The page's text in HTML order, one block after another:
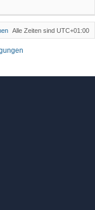
Alle Zeiten sind UTC+01:00